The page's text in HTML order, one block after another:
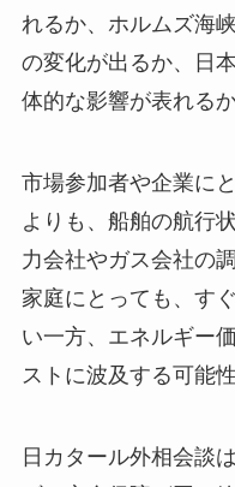
れるか、ホルムズ海
の変化が出るか、日
体的な影響が表れるか
市場参加者や企業に
よりも、船舶の航行
力会社やガス会社の
家庭にとっても、す
い一方、エネルギー
ストに波及する可能性
日カタール外相会談